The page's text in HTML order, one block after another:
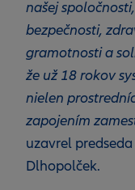
našej
bezpečnosti,
gramotnosti a
že už 18 rokov
nielen
zapojením
uzavrel
Dlhopolček.